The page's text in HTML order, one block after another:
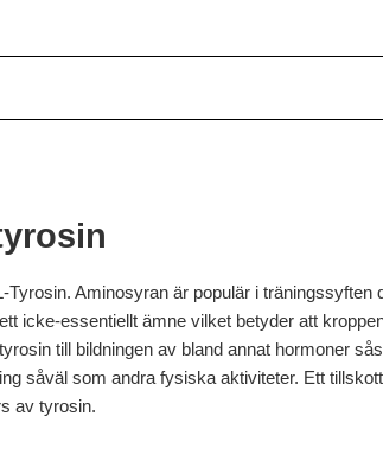
Aminosyran är populär i
icke-essentiellt ämne vilket betyder att
till bildningen av bland annat hormoner
såväl som andra fysiska aktiviteter. Ett
av tyrosin.